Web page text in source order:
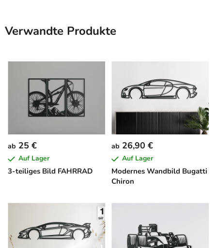
Verwandte Produkte
3-teiliges Bild FAHRRAD
ab 25 €
Auf Lager
Modernes Wandbild Bugatti
Chiron
ab 26,90 €
Auf Lager